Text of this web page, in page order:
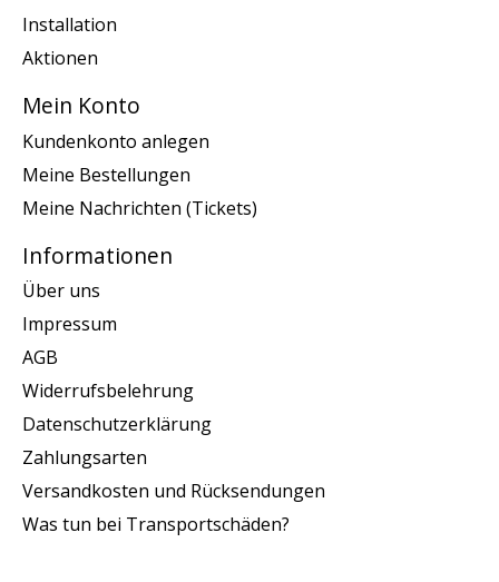
Installation
Aktionen
Mein Konto
Kundenkonto anlegen
Meine Bestellungen
Meine Nachrichten (Tickets)
Informationen
Über uns
Impressum
AGB
Widerrufsbelehrung
Datenschutzerklärung
Zahlungsarten
Versandkosten und Rücksendungen
Was tun bei Transportschäden?